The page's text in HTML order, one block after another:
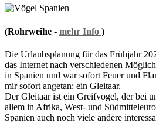
(Rohrweihe - mehr Info )
Die Urlaubsplanung für das Frühjahr
das Internet nach verschiedenen
in Spanien und war sofort Feuer und
mir sofort angetan: ein Gleitaar.
Der Gleitaar ist ein Greifvogel, der bei
allem in Afrika, West- und
Spanien auch noch viele andere